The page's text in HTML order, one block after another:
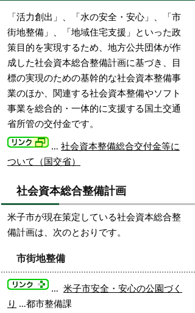
「活力創出」、「水の安全・安心」、「市
街地整備」、「地域住宅支援」といった政
策目的を実現するため、地方公共団体が作
成した社会資本総合整備計画に基づき、目
標の実現のための基幹的な社会資本整備事
業のほか、関連する社会資本整備やソフト
事業を総合的・一体的に支援する国土交通
省所管の交付金です。
… 社会資本整備総合交付金等に
ついて（国交省）
社会資本総合整備計画
米子市が現在策定している社会資本総合整
備計画は、次のとおりです。
市街地整備
… 米子市安全・安心の公園づく
り …都市整備課